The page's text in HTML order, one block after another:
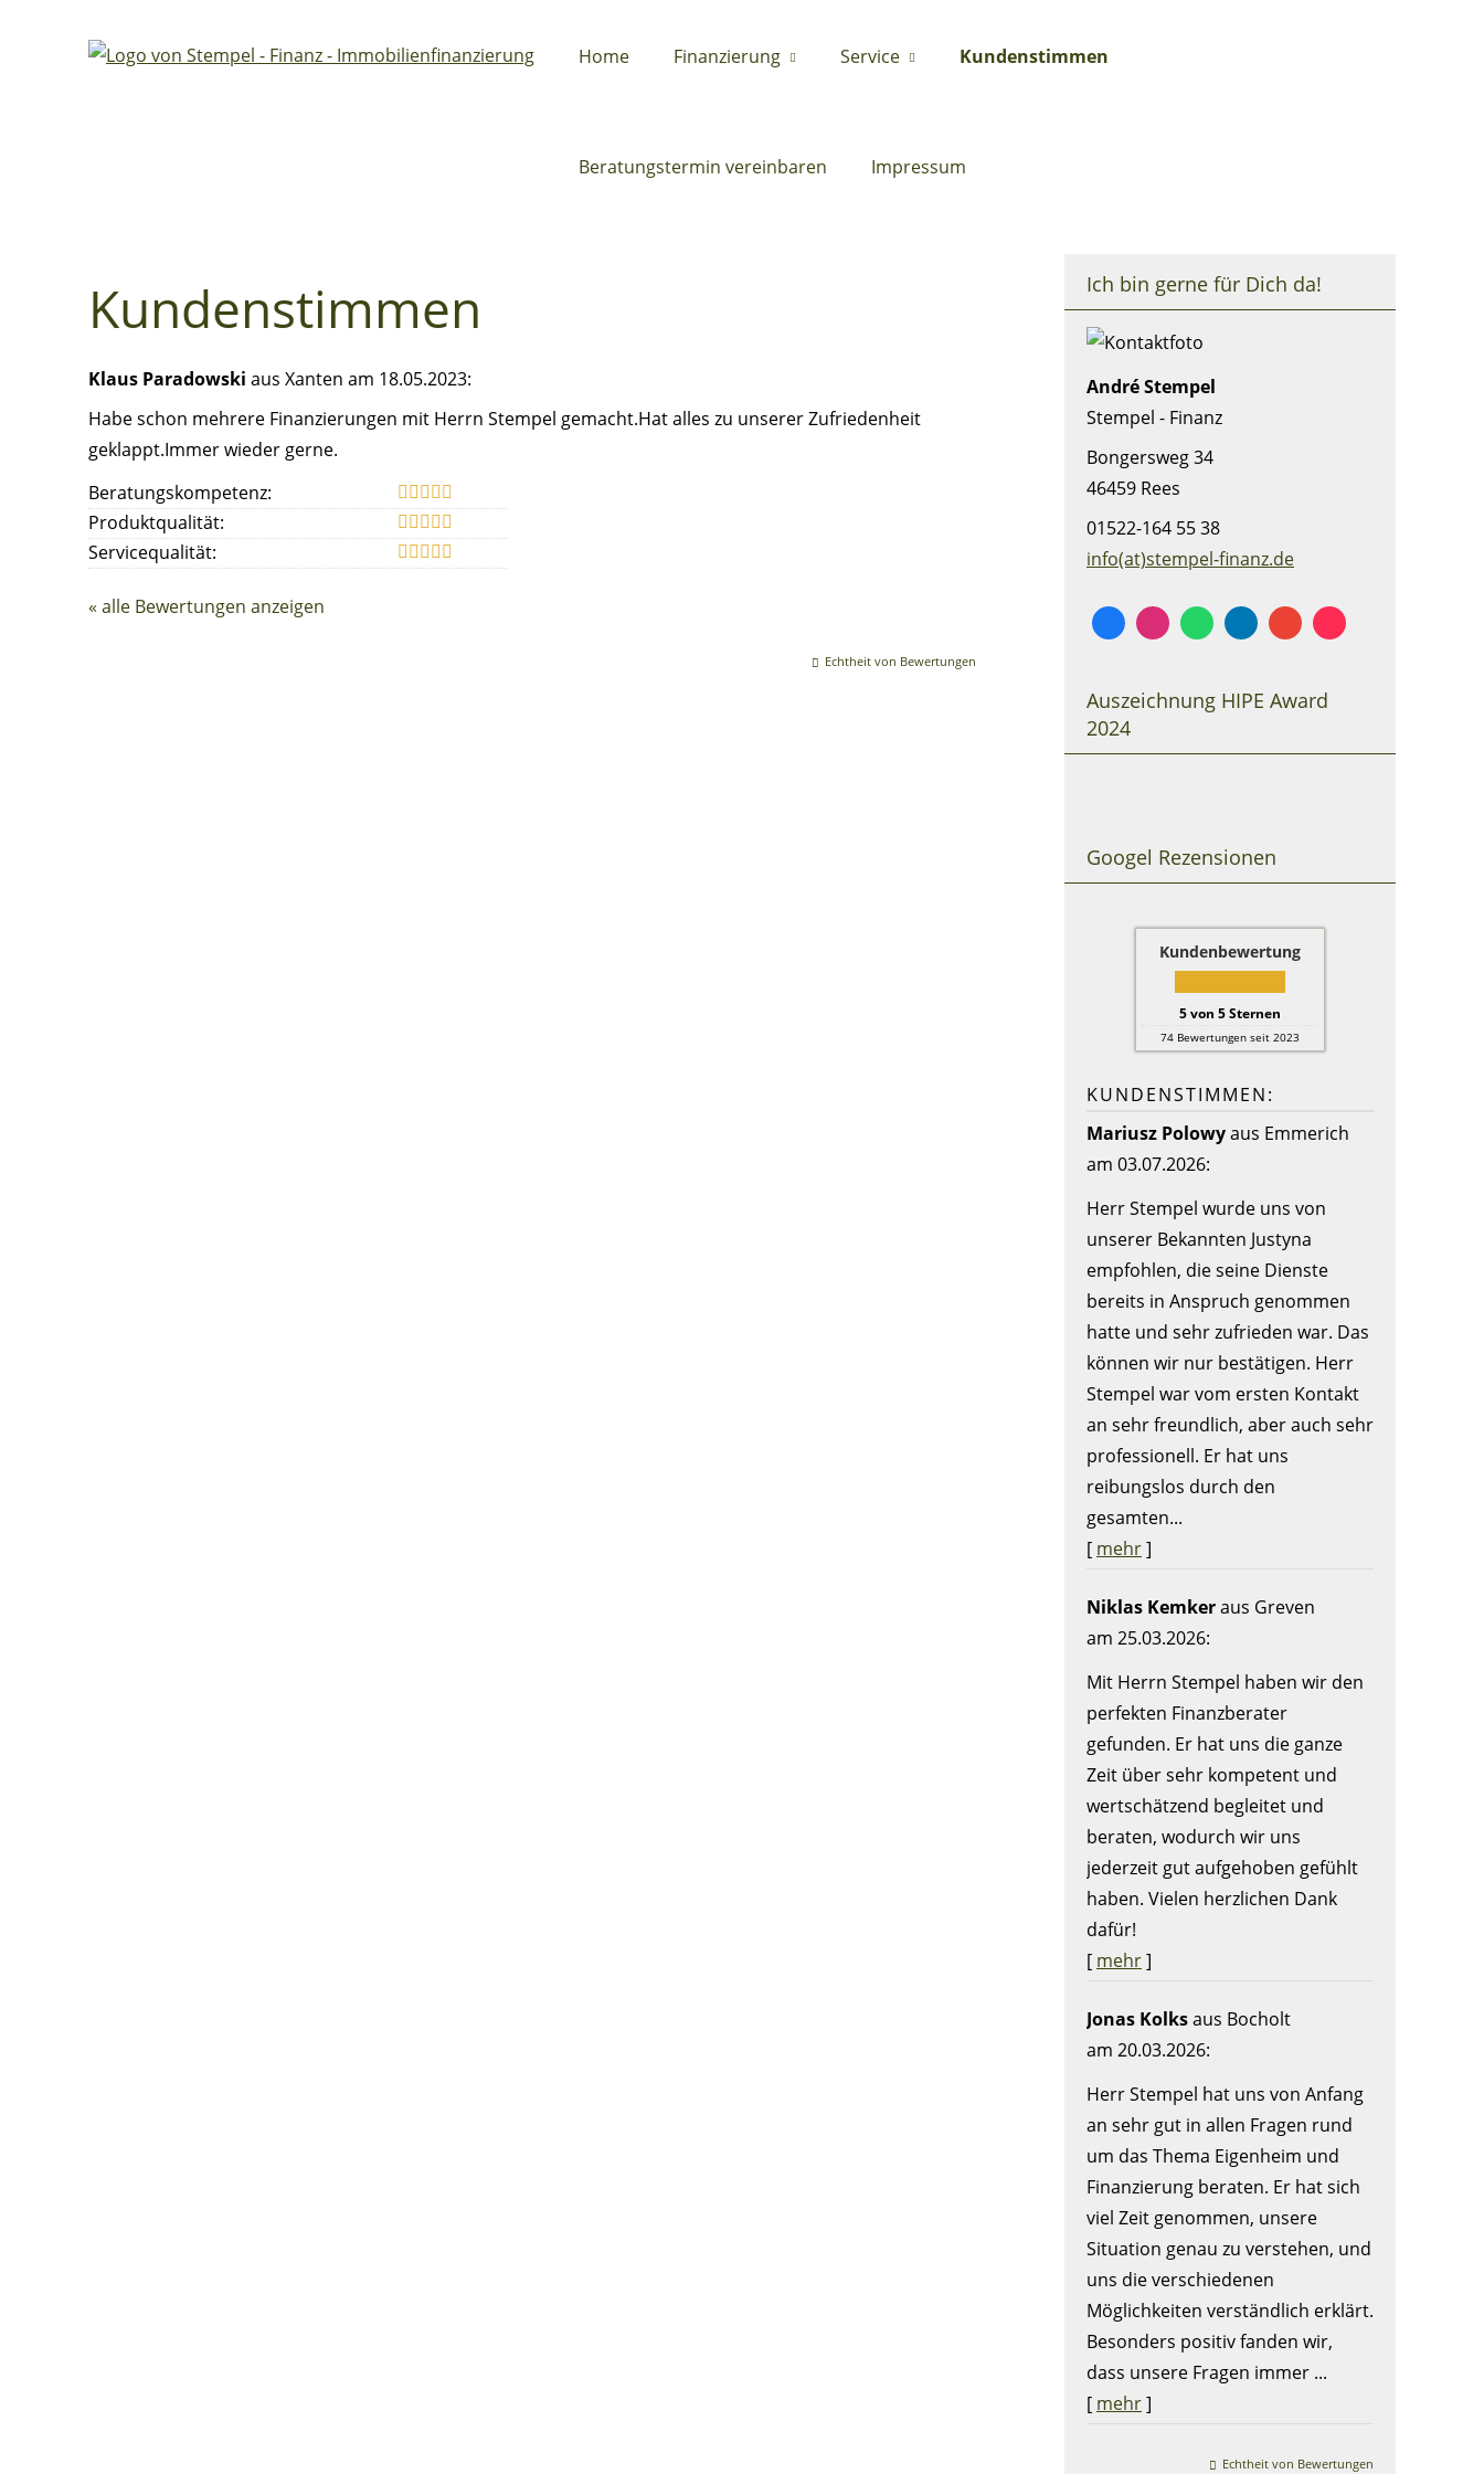
Home Finanzierung Service Kundenstimmen
Beratungstermin vereinbaren Impressum
Ich bin gerne für Dich da!
André Stempel
Stempel - Finanz
Bongersweg 34
46459 Rees
01522-164 55 38
info(at)stempel-finanz.de
Auszeichnung HIPE Award
2024
Googel Rezensionen
Kundenbewertung
5von 5Sternen
74 Bewertungen seit 2023
KUNDENSTIMMEN:
Mariusz Polowyaus Emmerich
am 03.07.2026:
Herr Stempel wurde uns von
unserer Bekannten Justyna
empfohlen, die seine Dienste
bereits in Anspruch genommen
hatte und sehr zufrieden war. Das
können wir nur bestätigen. Herr
Stempel war vom ersten Kontakt
an sehr freundlich, aber auch sehr
professionell. Er hat uns
reibungslos durch den
gesamten...
[ mehr]
Niklas Kemkeraus Greven
am 25.03.2026:
Mit Herrn Stempel haben wir den
perfekten Finanzberater
gefunden. Er hat uns die ganze
Zeit über sehr kompetent und
wertschätzend begleitet und
beraten, wodurch wir uns
jederzeit gut aufgehoben gefühlt
haben. Vielen herzlichen Dank
dafür!
[ mehr]
Jonas Kolksaus Bocholt
am 20.03.2026:
Herr Stempel hat uns von Anfang
an sehr gut in allen Fragen rund
um das Thema Eigenheim und
Finanzierung beraten. Er hat sich
viel Zeit genommen, unsere
Situation genau zu verstehen, und
uns die verschiedenen
Möglichkeiten verständlich erklärt.
Besonders positiv fanden wir,
dass unsere Fragen immer ...
[ mehr]
Echtheit von Bewertungen
Kundenstimmen
Klaus Paradowski aus Xanten am 18.05.2023:
Habe schon mehrere Finanzierungen mit Herrn Stempel gemacht.Hat alles zu unserer Zufriedenheit
geklappt.Immer wieder gerne.
Beratungskompetenz:
Produktqualität:
Servicequalität:
« alle Bewertungen anzeigen
Echtheit von Bewertungen